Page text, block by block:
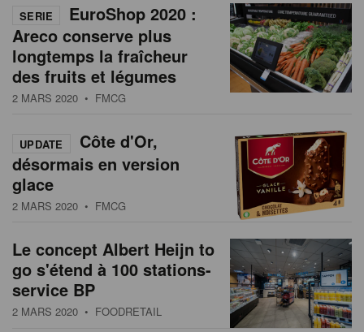
SERIE
EuroShop 2020 :
Areco conserve plus
longtemps la fraîcheur
des fruits et légumes
2 MARS 2020 • FMCG
UPDATE
Côte d'Or,
désormais en version
glace
2 MARS 2020 • FMCG
Le concept Albert Heijn to
go s'étend à 100 stations-
service BP
2 MARS 2020 • FOODRETAIL